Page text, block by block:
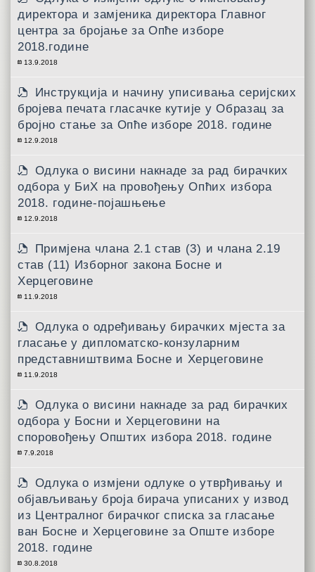
директора и замјеника директора Главног
центра за бројање за Опће изборе
2018.године
13.9.2018
Инструкција и начину уписивања серијских
бројева печата гласачке кутије у Образац за
бројно стање за Опће изборе 2018. године
12.9.2018
Одлука о висини накнаде за рад бирачких
одбора у БиХ на провођењу Опћих избора
2018. године-појашњење
12.9.2018
Примјена члана 2.1 став (3) и члана 2.19
став (11) Изборног закона Босне и
Херцеговине
11.9.2018
Одлука о одређивању бирачких мјеста за
гласање у дипломатско-конзуларним
представништвима Босне и Херцеговине
11.9.2018
Одлука о висини накнаде за рад бирачких
одбора у Босни и Херцеговини на
споровођењу Општих избора 2018. године
7.9.2018
Одлука о измјени одлуке о утврђивању и
објављивању броја бирача уписаних у извод
из Централног бирачког списка за гласање
ван Босне и Херцеговине за Опште изборе
2018. године
30.8.2018